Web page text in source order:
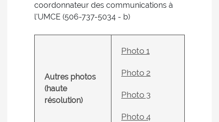
coordonnateur des communications à
l'UMCE (506-737-5034 - b)
Autres photos
(haute
résolution)
Photo 1
Photo 2
Photo 3
Photo 4